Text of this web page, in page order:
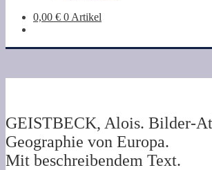
0,00 € 0 Artikel
GEISTBECK, Alois. Bilder-
Geographie von Europa.
Mit beschreibendem Text.